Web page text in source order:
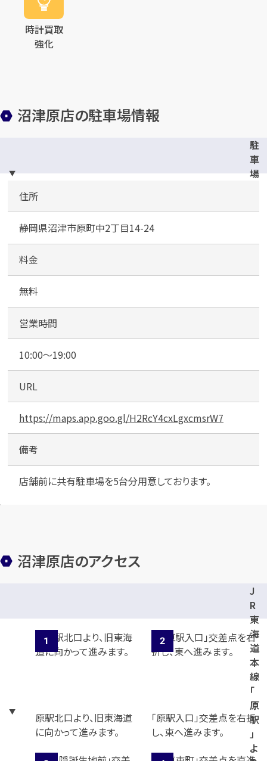
時計買取
強化
沼津原店の駐車場情報
駐
車
場
住所
静岡県沼津市原町中2丁目14-24
料金
無料
営業時間
10:00～19:00
URL
https://maps.app.goo.gl/H2RcY4cxLgxcmsrW7
備考
店舗前に共有駐車場を5台分用意しております。
沼津原店のアクセス
J
R
東
海
道
本
線
「
原
駅
」
よ
原駅北口より、旧東海道
に向かって進みます。
「原駅入口」交差点を右折
し、東へ進みます。